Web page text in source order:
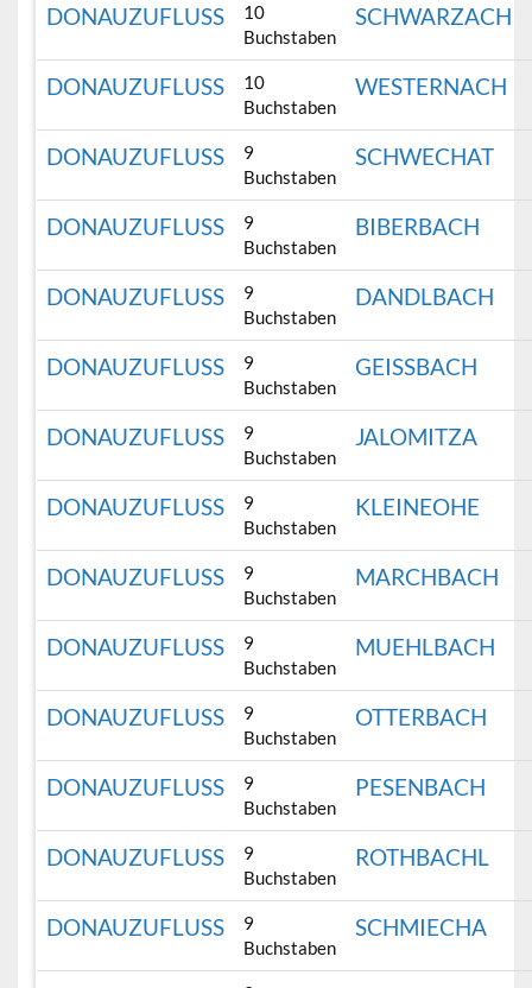
DONAUZUFLUSS
10
Buchstaben
SCHWARZACH
DONAUZUFLUSS
10
Buchstaben
WESTERNACH
DONAUZUFLUSS
9
Buchstaben
SCHWECHAT
DONAUZUFLUSS
9
Buchstaben
BIBERBACH
DONAUZUFLUSS
9
Buchstaben
DANDLBACH
DONAUZUFLUSS
9
Buchstaben
GEISSBACH
DONAUZUFLUSS
9
Buchstaben
JALOMITZA
DONAUZUFLUSS
9
Buchstaben
KLEINEOHE
DONAUZUFLUSS
9
Buchstaben
MARCHBACH
DONAUZUFLUSS
9
Buchstaben
MUEHLBACH
DONAUZUFLUSS
9
Buchstaben
OTTERBACH
DONAUZUFLUSS
9
Buchstaben
PESENBACH
DONAUZUFLUSS
9
Buchstaben
ROTHBACHL
DONAUZUFLUSS
9
Buchstaben
SCHMIECHA